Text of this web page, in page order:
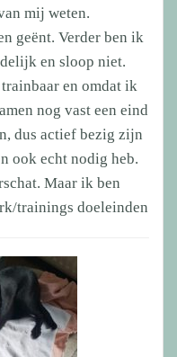
mij weten.
geënt. Verder ben ik
en sloop niet.
en omdat ik
nog vast een eind
dus actief bezig zijn
ook echt nodig heb.
Maar ik ben
trainings doeleinden